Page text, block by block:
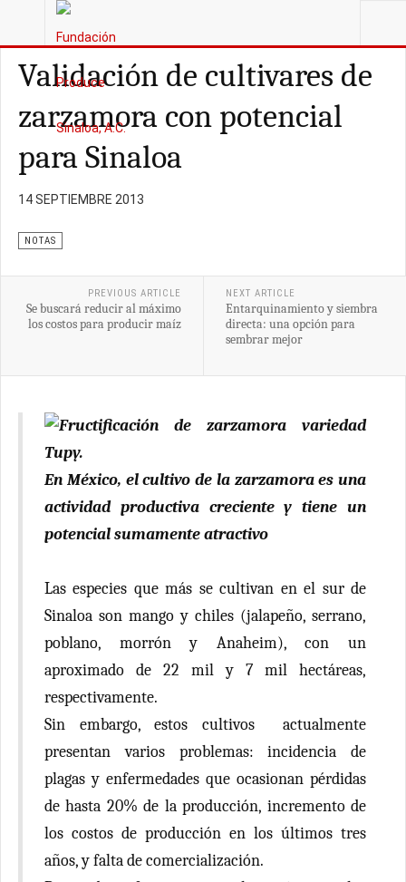
ESTÁ AQUÍ:
Validación de cultivares de
zarzamora con potencial
para Sinaloa
14 SEPTIEMBRE 2013
NOTAS
PREVIOUS ARTICLE
Se buscará reducir al máximo
los costos para producir maíz
NEXT ARTICLE
Entarquinamiento y siembra
directa: una opción para
sembrar mejor
En México, el cultivo de la zarzamora es una
actividad productiva creciente y tiene un
potencial sumamente atractivo
Las especies que más se cultivan en el sur de
Sinaloa son mango y chiles (jalapeño, serrano,
poblano, morrón y Anaheim), con un
aproximado de 22 mil y 7 mil hectáreas,
respectivamente.
Sin embargo, estos cultivos actualmente
presentan varios problemas: incidencia de
plagas y enfermedades que ocasionan pérdidas
de hasta 20% de la producción, incremento de
los costos de producción en los últimos tres
años, y falta de comercialización.